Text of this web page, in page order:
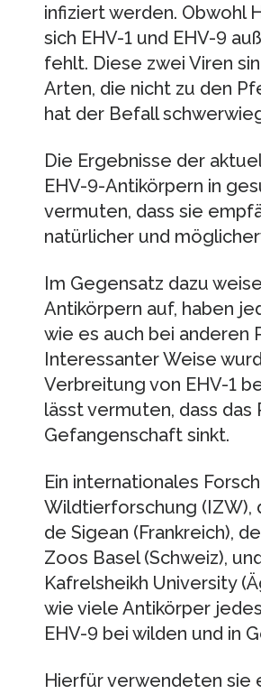
infiziert werden. Obwohl
sich EHV-1 und EHV-9
fehlt. Diese zwei Viren
Arten, die nicht zu den
hat der Befall
Die Ergebnisse der
EHV-9-Antikörpern in
vermuten, dass sie
natürlicher und
Im Gegensatz dazu
Antikörpern auf, haben
wie es auch bei anderen
Interessanter Weise
Verbreitung von EHV-1
lässt vermuten, dass das
Gefangenschaft sinkt.
Ein internationales
Wildtierforschung (IZW),
de Sigean (Frankreich),
Zoos Basel (Schweiz),
Kafrelsheikh University
wie viele Antikörper
EHV-9 bei wilden und in
Hierfür verwendeten sie